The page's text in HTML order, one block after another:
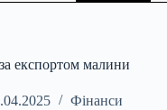
експортом малини
Фінанси